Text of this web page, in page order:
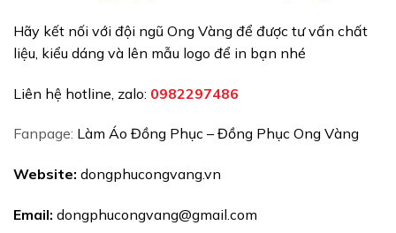
Hãy kết nối với đội ngũ Ong Vàng để được tư vấn chất
liệu, kiểu dáng và lên mẫu logo để in bạn nhé
Liên hệ hotline, zalo: 0982297486
Fanpage: Làm Áo Đồng Phục – Đồng Phục Ong Vàng
Website: dongphucongvang.vn
Email: dongphucongvang@gmail.com